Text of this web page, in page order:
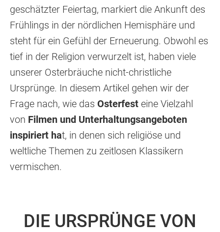
geschätzter Feiertag, markiert die Ankunft des
Frühlings in der nördlichen Hemisphäre und
steht für ein Gefühl der Erneuerung. Obwohl es
tief in der Religion verwurzelt ist, haben viele
unserer Osterbräuche nicht-christliche
Ursprünge. In diesem Artikel gehen wir der
Frage nach, wie das Osterfest eine Vielzahl
von Filmen und Unterhaltungsangeboten
inspiriert hat, in denen sich religiöse und
weltliche Themen zu zeitlosen Klassikern
vermischen.
DIE URSPRÜNGE VON